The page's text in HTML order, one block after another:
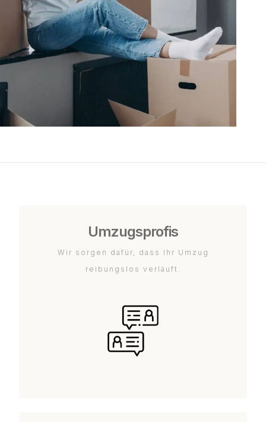
Umzugsprofis
Wir sorgen dafür, dass Ihr Umzug
reibungslos verläuft.